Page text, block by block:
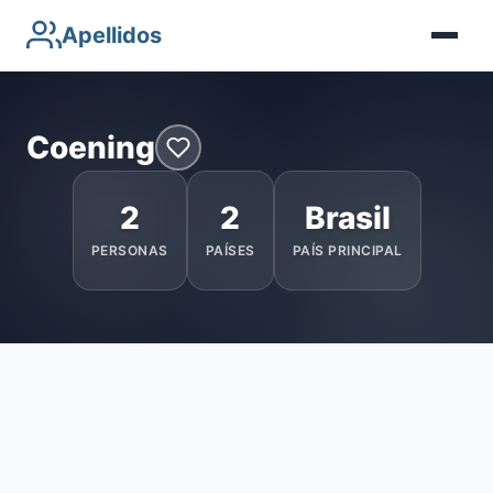
Apellidos
Coening
2
PERSONAS
2
PAÍSES
Brasil
PAÍS PRINCIPAL